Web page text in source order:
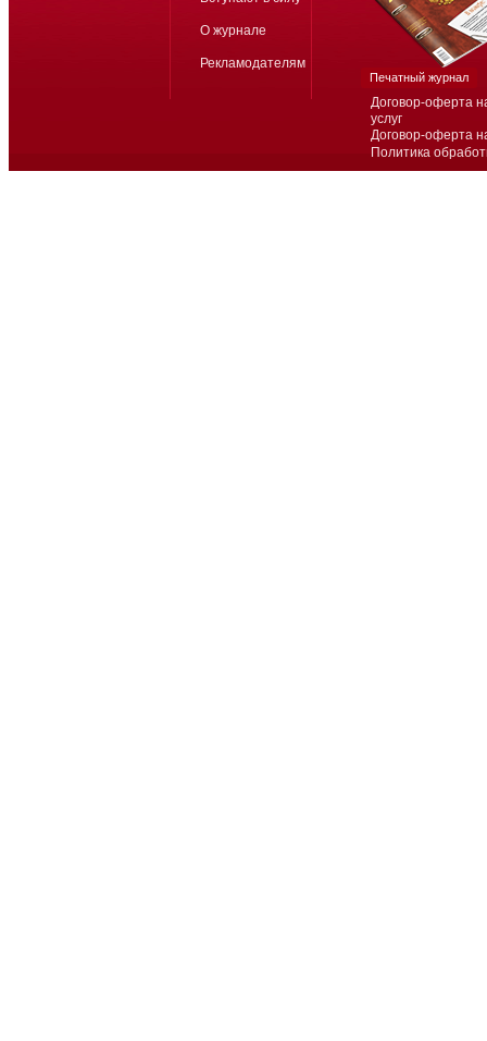
Договор-оферта
услуг
Договор-оферта
Политика
О журнале
Рекламодателям
Печатный журнал